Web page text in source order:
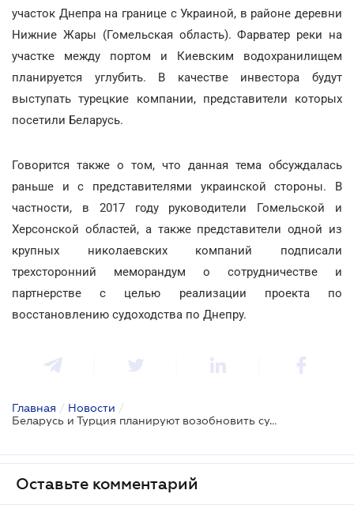
участок Днепра на границе с Украиной, в районе деревни
Нижние Жары (Гомельская область). Фарватер реки на
участке между портом и Киевским водохранилищем
планируется углубить. В качестве инвестора будут
выступать турецкие компании, представители которых
посетили Беларусь.
Говорится также о том, что данная тема обсуждалась
раньше и с представителями украинской стороны. В
частности, в 2017 году руководители Гомельской и
Херсонской областей, а также представители одной из
крупных николаевских компаний подписали
трехсторонний меморандум о сотрудничестве и
партнерстве с целью реализации проекта по
восстановлению судоходства по Днепру.
Главная / Новости /
Беларусь и Турция планируют возобновить судоходство по Днепру
Оставьте комментарий